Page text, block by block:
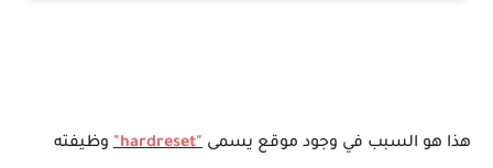
هذا هو السبب في وجود موقع يسمى "hardreset" وظيفته